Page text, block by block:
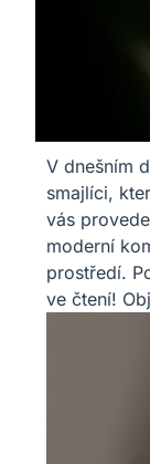
V dnešním
smajlíci,
vás
moderní
prostředí.
ve čtení!